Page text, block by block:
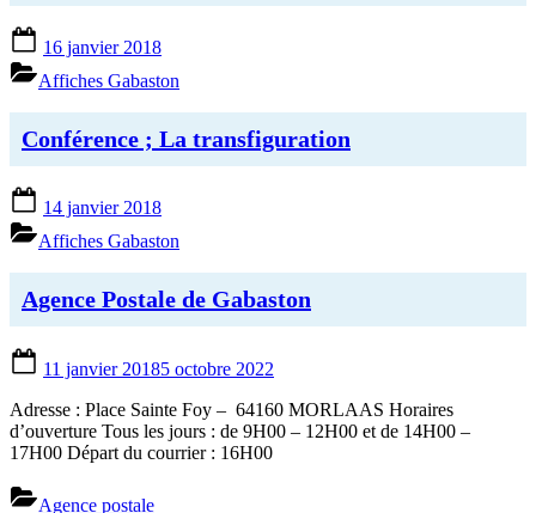
on
16 janvier 2018
Affiches Gabaston
Conférence ; La transfiguration
on
14 janvier 2018
Affiches Gabaston
Agence Postale de Gabaston
on
11 janvier 20185 octobre 2022
Adresse : Place Sainte Foy – 64160 MORLAAS Horaires
d’ouverture Tous les jours : de 9H00 – 12H00 et de 14H00 –
17H00 Départ du courrier : 16H00
Agence postale